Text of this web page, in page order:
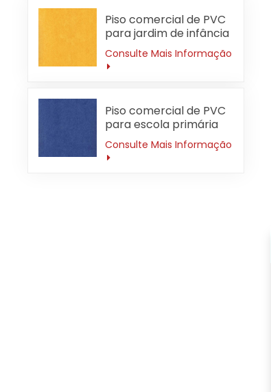
Piso comercial de PVC
para jardim de infância
3 mm à prova d'água
Consulte Mais Informação
Piso comercial de PVC
para escola primária
3mm antiderrapante
Consulte Mais Informação